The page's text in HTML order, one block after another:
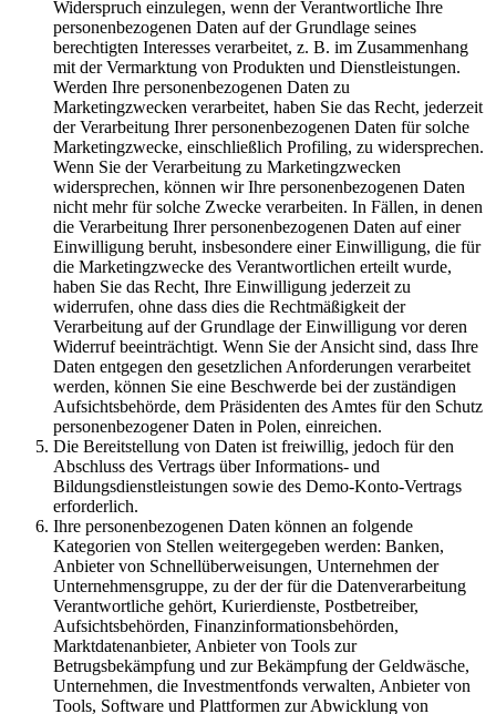
Widerspruch einzulegen, wenn der Verantwortliche Ihre
personenbezogenen Daten auf der Grundlage seines
berechtigten Interesses verarbeitet, z. B. im Zusammenhang
mit der Vermarktung von Produkten und Dienstleistungen.
Werden Ihre personenbezogenen Daten zu
Marketingzwecken verarbeitet, haben Sie das Recht, jederzeit
der Verarbeitung Ihrer personenbezogenen Daten für solche
Marketingzwecke, einschließlich Profiling, zu widersprechen.
Wenn Sie der Verarbeitung zu Marketingzwecken
widersprechen, können wir Ihre personenbezogenen Daten
nicht mehr für solche Zwecke verarbeiten. In Fällen, in denen
die Verarbeitung Ihrer personenbezogenen Daten auf einer
Einwilligung beruht, insbesondere einer Einwilligung, die für
die Marketingzwecke des Verantwortlichen erteilt wurde,
haben Sie das Recht, Ihre Einwilligung jederzeit zu
widerrufen, ohne dass dies die Rechtmäßigkeit der
Verarbeitung auf der Grundlage der Einwilligung vor deren
Widerruf beeinträchtigt. Wenn Sie der Ansicht sind, dass Ihre
Daten entgegen den gesetzlichen Anforderungen verarbeitet
werden, können Sie eine Beschwerde bei der zuständigen
Aufsichtsbehörde, dem Präsidenten des Amtes für den Schutz
personenbezogener Daten in Polen, einreichen.
Die Bereitstellung von Daten ist freiwillig, jedoch für den
Abschluss des Vertrags über Informations- und
Bildungsdienstleistungen sowie des Demo-Konto-Vertrags
erforderlich.
Ihre personenbezogenen Daten können an folgende
Kategorien von Stellen weitergegeben werden: Banken,
Anbieter von Schnellüberweisungen, Unternehmen der
Unternehmensgruppe, zu der der für die Datenverarbeitung
Verantwortliche gehört, Kurierdienste, Postbetreiber,
Aufsichtsbehörden, Finanzinformationsbehörden,
Marktdatenanbieter, Anbieter von Tools zur
Betrugsbekämpfung und zur Bekämpfung der Geldwäsche,
Unternehmen, die Investmentfonds verwalten, Anbieter von
Tools, Software und Plattformen zur Abwicklung von